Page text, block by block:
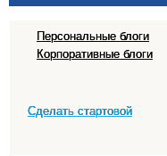
Персональные блоги
Корпоративные блоги
Сделать стартовой